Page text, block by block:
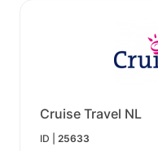
Cruise Travel NL
ID | 25633